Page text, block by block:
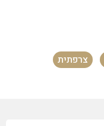
צרפתית